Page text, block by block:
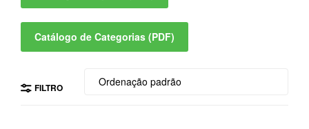
Catálogo de Categorias (PDF)
FILTRO